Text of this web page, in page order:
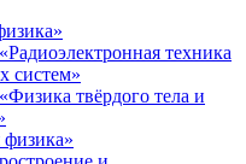
техника
систем»
твёрдого тела и